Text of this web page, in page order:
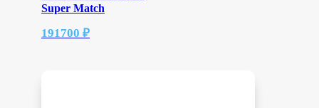
Super Match
191700 ₽